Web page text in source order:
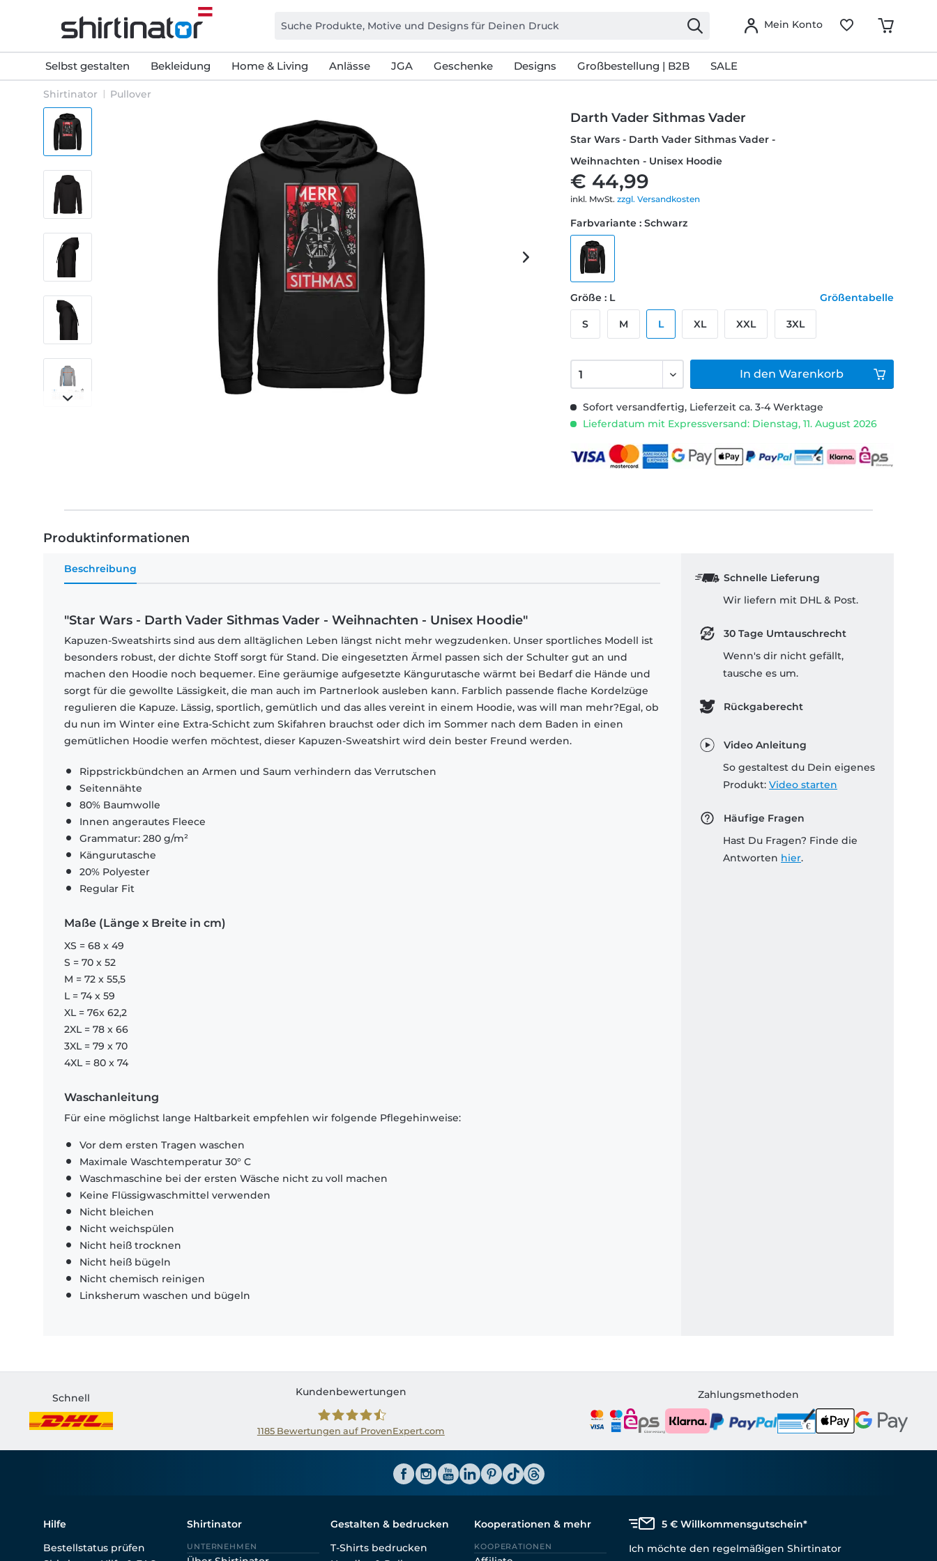
Mein Konto
Selbst gestalten Bekleidung Home & Living Anlässe JGA Geschenke Designs Großbestellung | B2B SALE
Shirtinator Pullover
Darth Vader Sithmas Vader
Star Wars - Darth Vader Sithmas Vader -
Weihnachten - Unisex Hoodie
€ 44,99
inkl. MwSt.zzgl. Versandkosten
Sofort versandfertig, Lieferzeit ca. 3-4 Werktage
Lieferdatum mit Expressversand: Dienstag, 11. August 2026
Farbvariante : Schwarz
Größe : L Größentabelle
S M L XL XXL 3XL
In den Warenkorb
Produktinformationen
Beschreibung
"Star Wars - Darth Vader Sithmas Vader - Weihnachten - Unisex Hoodie"
Kapuzen-Sweatshirts sind aus dem alltäglichen Leben längst nicht mehr wegzudenken. Unser sportliches Modell ist
besonders robust, der dichte Stoff sorgt für Stand. Die eingesetzten Ärmel passen sich der Schulter gut an und
machen den Hoodie noch bequemer. Eine geräumige aufgesetzte Kängurutasche wärmt bei Bedarf die Hände und
sorgt für die gewollte Lässigkeit, die man auch im Partnerlook ausleben kann. Farblich passende flache Kordelzüge
regulieren die Kapuze. Lässig, sportlich, gemütlich und das alles vereint in einem Hoodie, was will man mehr?Egal, ob
du nun im Winter eine Extra-Schicht zum Skifahren brauchst oder dich im Sommer nach dem Baden in einen
gemütlichen Hoodie werfen möchtest, dieser Kapuzen-Sweatshirt wird dein bester Freund werden.
Rippstrickbündchen an Armen und Saum verhindern das Verrutschen
Seitennähte
80% Baumwolle
Innen angerautes Fleece
Grammatur: 280 g/m²
Kängurutasche
20% Polyester
Regular Fit
Maße (Länge x Breite in cm)
XS = 68 x 49
S = 70 x 52
M = 72 x 55,5
L = 74 x 59
XL = 76x 62,2
2XL = 78 x 66
3XL = 79 x 70
4XL = 80 x 74
Waschanleitung
Für eine möglichst lange Haltbarkeit empfehlen wir folgende Pflegehinweise:
Vor dem ersten Tragen waschen
Maximale Waschtemperatur 30° C
Waschmaschine bei der ersten Wäsche nicht zu voll machen
Keine Flüssigwaschmittel verwenden
Nicht bleichen
Nicht weichspülen
Nicht heiß trocknen
Nicht heiß bügeln
Nicht chemisch reinigen
Linksherum waschen und bügeln
Schnelle Lieferung
Wir liefern mit DHL & Post.
30 Tage Umtauschrecht
Wenn's dir nicht gefällt,
tausche es um.
Rückgaberecht
Video Anleitung
So gestaltest du Dein eigenes
Produkt: Video starten
Häufige Fragen
Hast Du Fragen? Finde die
Antworten hier.
Schnell
Kundenbewertungen
1185Bewertungen auf ProvenExpert.com
Zahlungsmethoden
Hilfe
Bestellstatus prüfen
Shirtinator
UNTERNEHMEN
Gestalten & bedrucken
T-Shirts bedrucken
Kooperationen & mehr
KOOPERATIONEN
5 € Willkommensgutschein*
Ich möchte den regelmäßigen Shirtinator